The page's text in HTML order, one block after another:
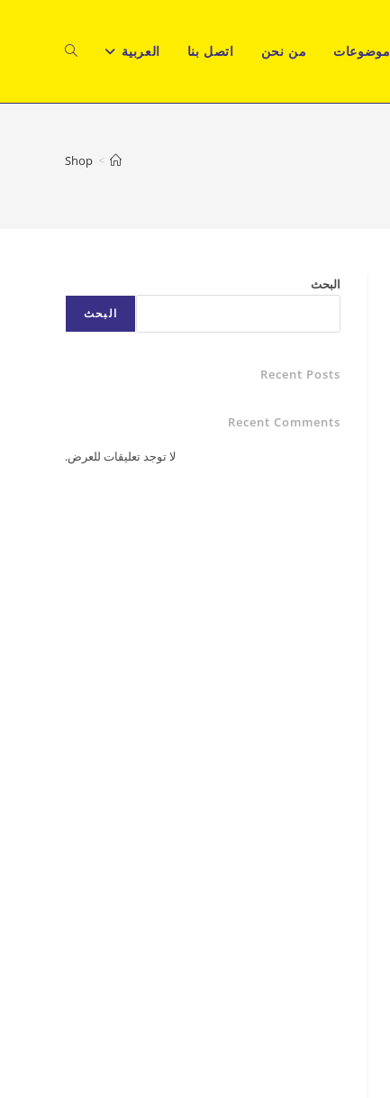
موضوعات من نحن اتصل بنا العربية TOGGLE
>
Shop
البحث
البحث
Recent Posts
Recent Comments
لا توجد تعليقات للعرض.